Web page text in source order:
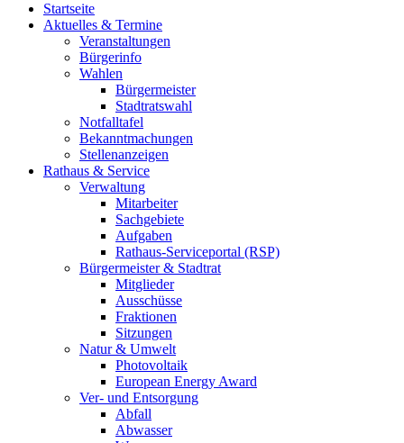
Startseite
Aktuelles & Termine
Veranstaltungen
Bürgerinfo
Wahlen
Bürgermeister
Stadtratswahl
Notfalltafel
Bekanntmachungen
Stellenanzeigen
Rathaus & Service
Verwaltung
Mitarbeiter
Sachgebiete
Aufgaben
Rathaus-Serviceportal (RSP)
Bürgermeister & Stadtrat
Mitglieder
Ausschüsse
Fraktionen
Sitzungen
Natur & Umwelt
Photovoltaik
European Energy Award
Ver- und Entsorgung
Abfall
Abwasser